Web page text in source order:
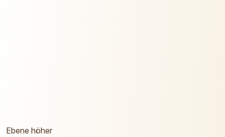
Ebene höher